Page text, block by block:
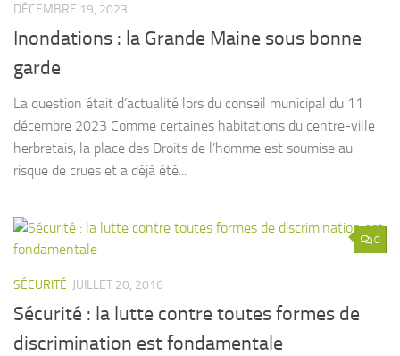
DÉCEMBRE 19, 2023
Inondations : la Grande Maine sous bonne
garde
La question était d’actualité lors du conseil municipal du 11
décembre 2023 Comme certaines habitations du centre-ville
herbretais, la place des Droits de l’homme est soumise au
risque de crues et a déjà été...
0
SÉCURITÉ JUILLET 20, 2016
Sécurité : la lutte contre toutes formes de
discrimination est fondamentale